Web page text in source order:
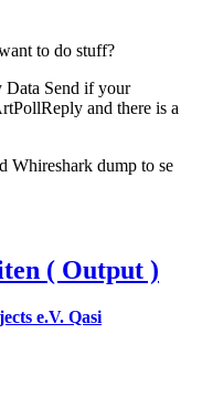
to do stuff?
Data Send if your
and there is a
Whireshark dump to se
( Output )
Qasi